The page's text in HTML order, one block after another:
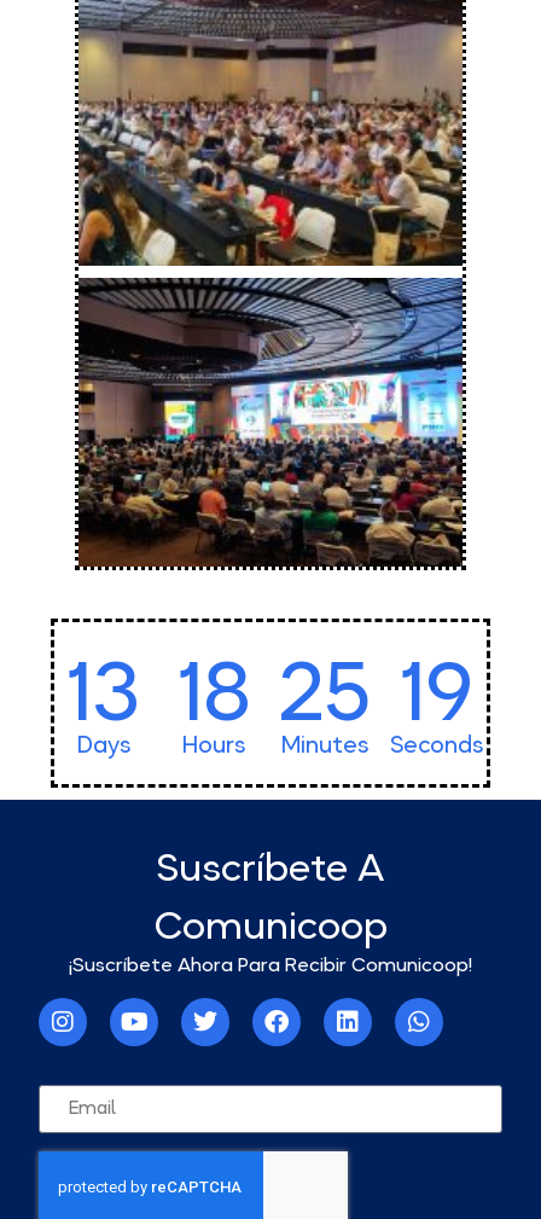
13
Days 18
Hours 25
Minutes 17
Seconds
Suscríbete A
Comunicoop
¡Suscríbete Ahora Para Recibir Comunicoop!